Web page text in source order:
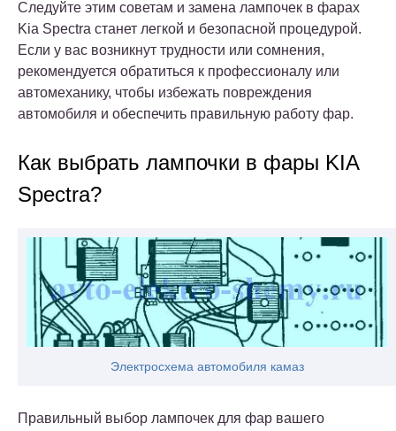
Следуйте этим советам и замена лампочек в фарах
Kia Spectra станет легкой и безопасной процедурой.
Если у вас возникнут трудности или сомнения,
рекомендуется обратиться к профессионалу или
автомеханику, чтобы избежать повреждения
автомобиля и обеспечить правильную работу фар.
Как выбрать лампочки в фары KIA
Spectra?
Электросхема автомобиля камаз
Правильный выбор лампочек для фар вашего